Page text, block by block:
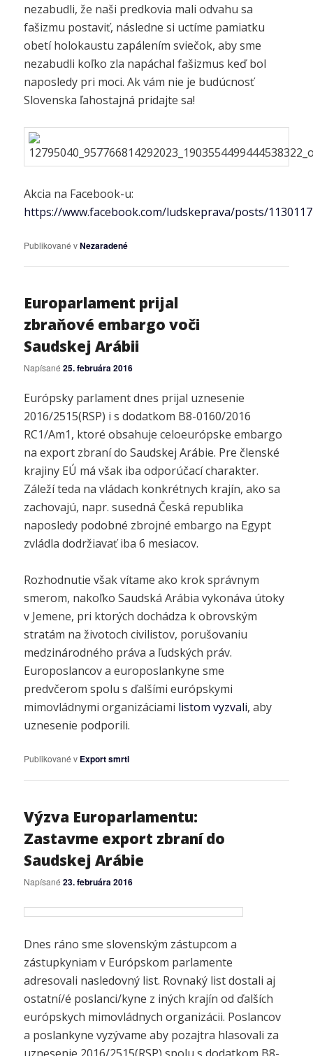
nezabudli, že naši predkovia mali odvahu sa
fašizmu postaviť, následne si uctíme pamiatku
obetí holokaustu zapálením sviečok, aby sme
nezabudli koľko zla napáchal fašizmus keď bol
naposledy pri moci. Ak vám nie je budúcnosť
Slovenska ľahostajná pridajte sa!
Akcia na Facebook-u:
https://www.facebook.com/ludskeprava/posts/
Publikované vNezaradené
Europarlament prijal
zbraňové embargo voči
Saudskej Arábii
Napísané25. februára 2016
Európsky parlament dnes prijal uznesenie
2016/2515(RSP) i s dodatkom B8-0160/2016
RC1/Am1, ktoré obsahuje celoeurópske embargo
na export zbraní do Saudskej Arábie. Pre členské
krajiny EÚ má však iba odporúčací charakter.
Záleží teda na vládach konkrétnych krajín, ako sa
zachovajú, napr. susedná Česká republika
naposledy podobné zbrojné embargo na Egypt
zvládla dodržiavať iba 6 mesiacov.
Rozhodnutie však vítame ako krok správnym
smerom, nakoľko Saudská Arábia vykonáva útoky
v Jemene, pri ktorých dochádza k obrovským
stratám na životoch civilistov, porušovaniu
medzinárodného práva a ľudských práv.
Europoslancov a europoslankyne sme
predvčerom spolu s ďalšími európskymi
mimovládnymi organizáciami listom vyzvali, aby
uznesenie podporili.
Publikované v Export smrti
Výzva Europarlamentu:
Zastavme export zbraní do
Saudskej Arábie
Napísané23. februára 2016
Dnes ráno sme slovenským zástupcom a
zástupkyniam v Európskom parlamente
adresovali nasledovný list. Rovnaký list dostali aj
ostatní/é poslanci/kyne z iných krajín od ďalších
európskych mimovládnych organizácii. Poslancov
a poslankyne vyzývame aby pozajtra hlasovali za